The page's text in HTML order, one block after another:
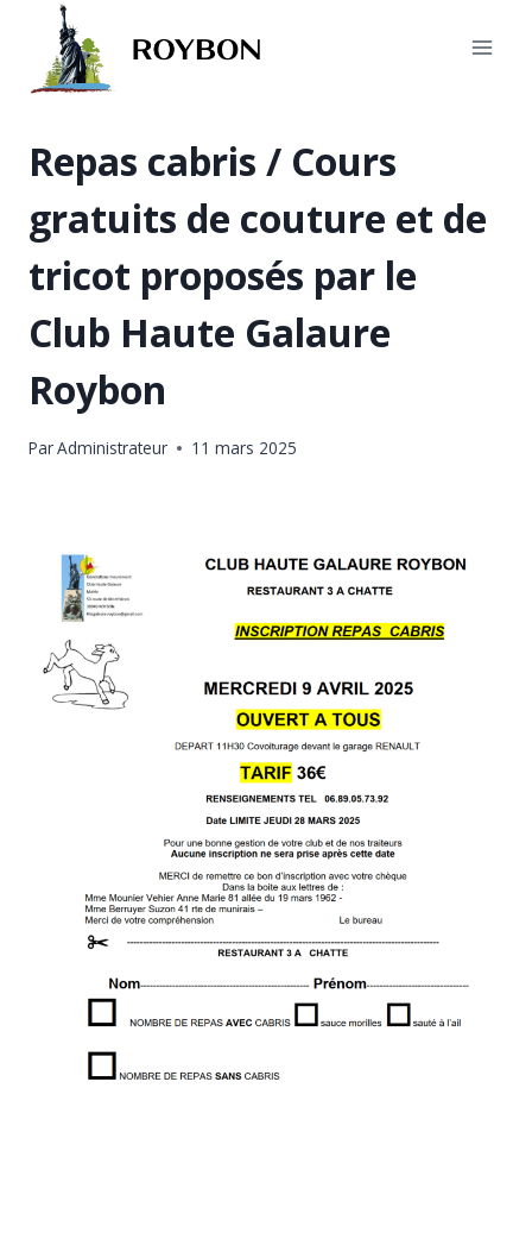
contenu
Repas cabris / Cours
gratuits de couture et de
tricot proposés par le
Club Haute Galaure
Roybon
ParAdministrateur 11 mars 2025